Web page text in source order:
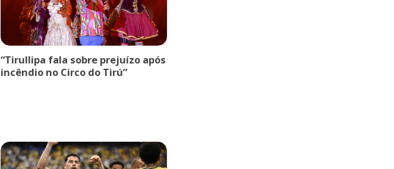
“Tirullipa fala sobre prejuízo após
incêndio no Circo do Tirú”